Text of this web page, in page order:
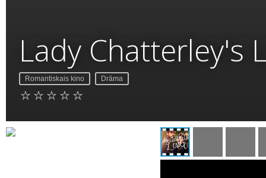
Lady Chatterley's
Romantiskais kino Drāma